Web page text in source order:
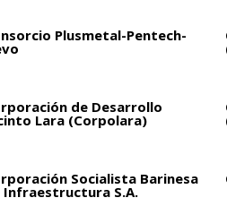
Plusmetal-Pentech-
de Desarrollo
Lara (Corpolara)
Socialista Barinesa
Infraestructura S.A.